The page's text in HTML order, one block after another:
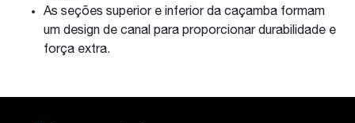
As seções superior e inferior da caçamba formam
um design de canal para proporcionar durabilidade e
força extra.